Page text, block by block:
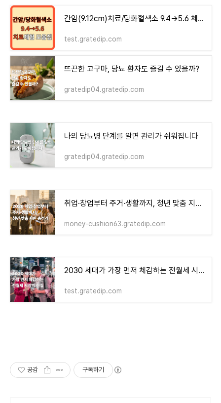
간암(9.12cm)치료/당화혈색소 9.4→5.6 체험기 모음집 - money-health
test.gratedip.com
뜨끈한 고구마, 당뇨 환자도 즐길 수 있을까?
gratedip04.gratedip.com
나의 당뇨병 단계를 알면 관리가 쉬워집니다
gratedip04.gratedip.com
취업·창업부터 주거·생활까지, 청년 맞춤 지원 총정리(2026)
money-cushion63.gratedip.com
2030 세대가 가장 먼저 체감하는 전월세 시장의 현실 - money-health
test.gratedip.com
공감 구독하기